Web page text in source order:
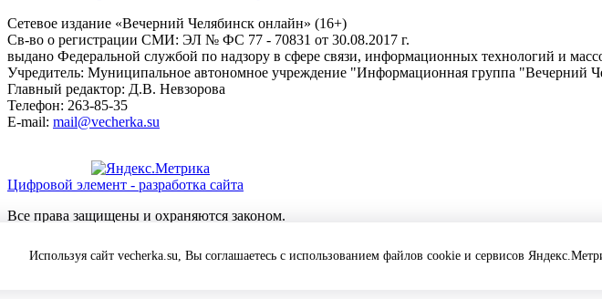
Сетевое издание «Вечерний Челябинск онлайн» (16+)
Cв-во о регистрации СМИ: ЭЛ № ФС 77 - 70831 от 30.08.2017 г.
выдано Федеральной службой по надзору в сфере связи, информационных технологий и
Учредитель: Муниципальное автономное учреждение "Информационная группа "Вечерний
Главный редактор: Д.В. Невзорова
Телефон: 263-85-35
E-mail: mail@vecherka.su
Цифровой элемент - разработка сайта
Все права защищены и охраняются законом.
Сайт vecherka.su не несет ответственности за достоверность информации, содержащейся в
Настоящий ресурс может содержать материалы 18+
Используя сайт vecherka.su, Вы соглашаетесь с использованием файлов cookie и сервисов